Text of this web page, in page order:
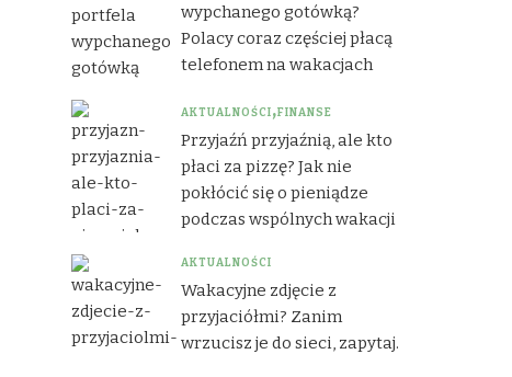
wypchanego gotówką?
Polacy coraz częściej płacą
telefonem na wakacjach
AKTUALNOŚCI FINANSE
Przyjaźń przyjaźnią, ale kto
płaci za pizzę? Jak nie
pokłócić się o pieniądze
podczas wspólnych wakacji
AKTUALNOŚCI
Wakacyjne zdjęcie z
przyjaciółmi? Zanim
wrzucisz je do sieci, zapytaj.